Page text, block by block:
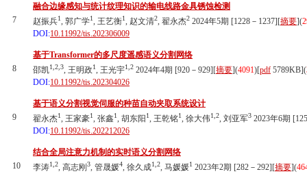
7
融合边缘感知与统计纹理知识的输电线路金具锈蚀检测
赵振兵1, 郭广学1, 王艺衡1, 赵文清2, 翟永杰2 2024年5期 [1228－1237][摘要](
DOI:10.11992/tis.202306009
8
基于Transformer的多尺度遥感语义分割网络
邵凯1,2,3, 王明政1, 王光宇1,2 2024年4期 [920－929][摘要](4091)[pdf 5789KB](
DOI:10.11992/tis.202304026
9
基于语义分割视觉伺服的种苗自动夹取系统设计
翟永杰1, 王家豪1, 张鑫1, 胡东阳 1, 王乾铭1, 徐大伟1,2, 刘亚军3 2023年6期
DOI:10.11992/tis.202212026
10
结合全局注意力机制的实时语义分割网络
李涛1,2, 高志刚 3, 管晟媛4, 徐久成1,2, 马媛媛1 2023年2期 [282－292][摘要](